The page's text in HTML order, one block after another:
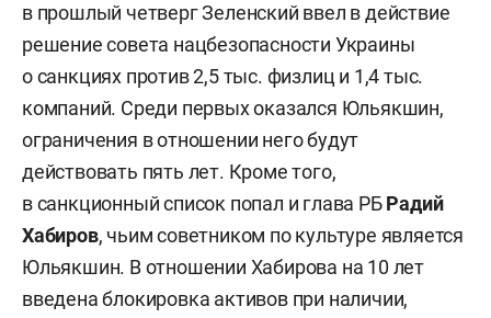
в прошлый четверг Зеленский ввел в действие
решение совета нацбезопасности Украины
о санкциях против 2,5 тыс. физлиц и 1,4 тыс.
компаний. Среди первых оказался Юльякшин,
ограничения в отношении него будут
действовать пять лет. Кроме того,
в санкционный список попал и глава РБРадий
Хабиров, чьим советником по культуре является
Юльякшин. В отношении Хабирова на 10 лет
введена блокировка активов при наличии,